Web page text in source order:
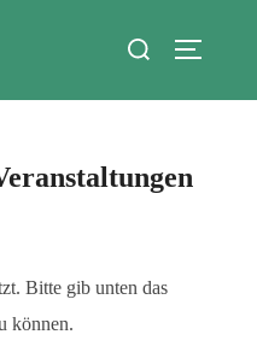
Suchen
Bitte gib unten das
können.